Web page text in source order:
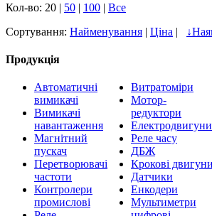
Кол-во: 20 | 50 | 100 | Все
Сортування: Найменування | Ціна | ↓
Продукція
Автоматичні
вимикачі
Вимикачі
навантаження
Магнітний
пускач
Перетворювачі
частоти
Контролери
промислові
Витратоміри
Мотор-
редуктори
Електродвигуни
Реле часу
ДБЖ
Крокові двигуни
Датчики
Енкодери
Мультиметри